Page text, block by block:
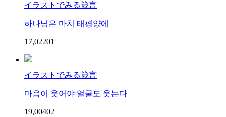
イラストでみる箴言
하나님은 마치 태평양에
17,02201
イラストでみる箴言
마음이 웃어야 얼굴도 웃는다
19,00402